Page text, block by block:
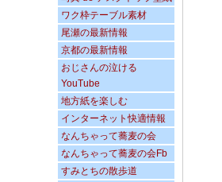
ワク枠テーブル素材
尾瀬の最新情報
京都の最新情報
おじさんの泣ける
YouTube
地方紙を楽しむ
インターネット快適情報
なんちゃって蕎麦の会
なんちゃって蕎麦の会Fb
すみとちの散歩道